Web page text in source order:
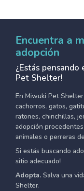
Encuentra a
adopción
¿Estás pensando
Pet Shelter!
En Miwuki Pet
cachorros, gatos,
ratones, chinchillas,
adopción
animales o perreras
Si estás buscando
sitio adecuado!
Adopta. Salva una
Shelter.